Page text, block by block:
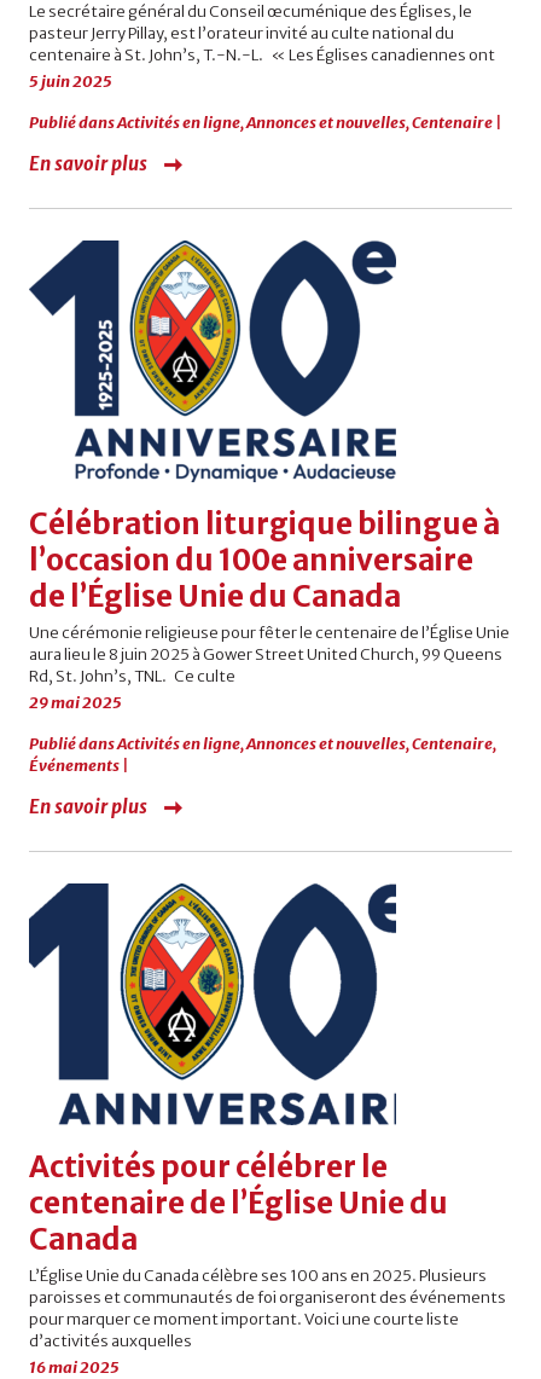
Le secrétaire général du Conseil œcuménique des Églises, le
pasteur Jerry Pillay, est l’orateur invité au culte national du
centenaire à St. John’s, T.-N.-L. « Les Églises canadiennes ont
5 juin 2025
Publié dansActivités en ligne,Annonces et nouvelles,Centenaire
En savoir plus
Célébration liturgique bilingue à
l’occasion du 100e anniversaire
de l’Église Unie du Canada
Une cérémonie religieuse pour fêter le centenaire de l’Église Unie
aura lieu le 8 juin 2025 à Gower Street United Church, 99 Queens
Rd, St. John’s, TNL. Ce culte
29 mai 2025
Publié dansActivités en ligne,Annonces et nouvelles,Centenaire,
Événements
En savoir plus
Activités pour célébrer le
centenaire de l’Église Unie du
Canada
L’Église Unie du Canada célèbre ses 100 ans en 2025. Plusieurs
paroisses et communautés de foi organiseront des événements
pour marquer ce moment important. Voici une courte liste
d’activités auxquelles
16 mai 2025